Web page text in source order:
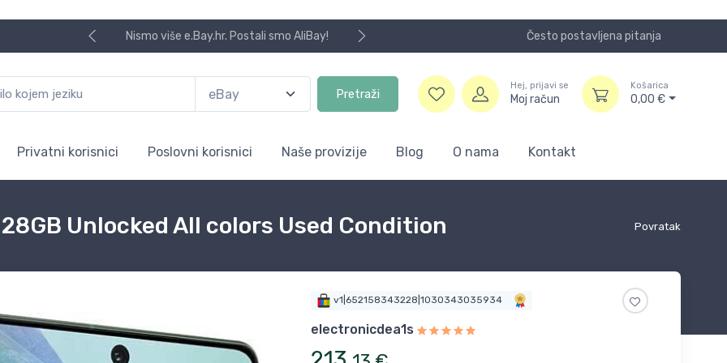
Nismo više e.Bay.hr. Postali smo AliBay! Često postavljena pitanja
Pretraži
Hej, prijavi se
Moj račun
Košarica
0,00 €
Privatni korisnici Poslovni korisnici Naše provizije Blog O nama Kontakt
Povratak
Unlocked All colors Used Condition
v1|652158343228|1030343035934
electronicdea1s